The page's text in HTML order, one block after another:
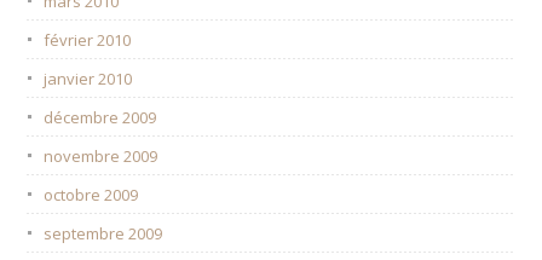
février 2010
janvier 2010
décembre 2009
novembre 2009
octobre 2009
septembre 2009